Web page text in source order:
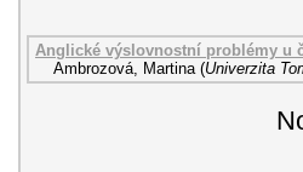
Anglické výslovnostní problémy u
Ambrozová, Martina (Univerzita